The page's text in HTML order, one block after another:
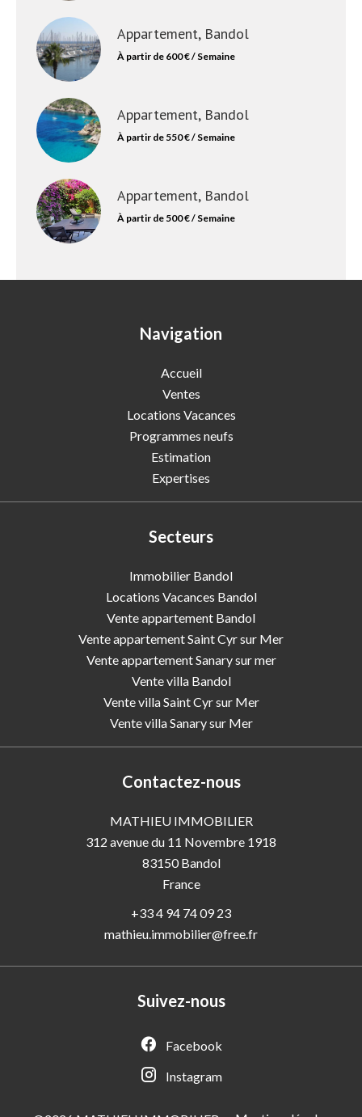
Appartement, Bandol
À partir de 600 € / Semaine
Appartement, Bandol
À partir de 550 € / Semaine
Appartement, Bandol
À partir de 500 € / Semaine
Navigation
Accueil
Ventes
Locations Vacances
Programmes neufs
Estimation
Expertises
Secteurs
Immobilier Bandol
Locations Vacances Bandol
Vente appartement Bandol
Vente appartement Saint Cyr sur Mer
Vente appartement Sanary sur mer
Vente villa Bandol
Vente villa Saint Cyr sur Mer
Vente villa Sanary sur Mer
Contactez-nous
MATHIEU IMMOBILIER
312 avenue du 11 Novembre 1918
83150Bandol
France
+33 4 94 74 09 23
mathieu.immobilier@free.fr
Suivez-nous
Facebook
Instagram